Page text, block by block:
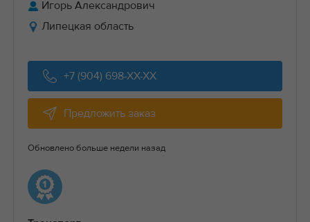
Игорь Александрович
Липецкая область
+7 (904) 698-XX-XX
Предложить заказ
Обновлено больше недели назад